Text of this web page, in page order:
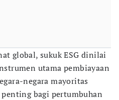
global, sukuk ESG dinilai
utama pembiayaan
negara mayoritas
bagi pertumbuhan